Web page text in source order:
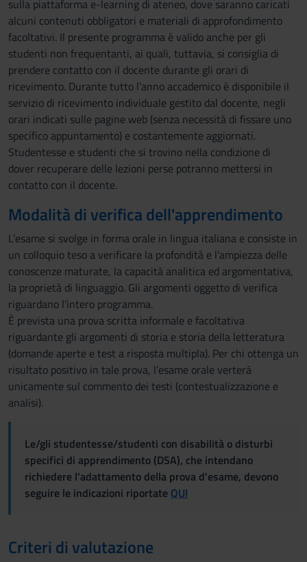
sulla piattaforma e-learning di ateneo, dove saranno caricati
alcuni contenuti obbligatori e materiali di approfondimento
facoltativi. Il presente programma è valido anche per gli
studenti non frequentanti, ai quali, tuttavia, si consiglia di
prendere contatto con il docente durante gli orari di
ricevimento. Durante tutto l’anno accademico è disponibile il
servizio di ricevimento individuale gestito dal docente, negli
orari indicati sulle pagine web (senza necessità di fissare uno
specifico appuntamento) e costantemente aggiornati.
Studentesse e studenti che si trovino nella condizione di
dover recuperare delle lezioni perse potranno mettersi in
contatto con il docente.
Modalità di verifica dell'apprendimento
L’esame si svolge in forma orale in lingua italiana e consiste in
un colloquio teso a verificare la profondità e l’ampiezza delle
conoscenze maturate, la capacità analitica ed argomentativa,
la proprietà di linguaggio. Gli argomenti oggetto di verifica
riguardano l’intero programma.
È prevista una prova scritta informale e facoltativa
riguardante gli argomenti di storia e storia della letteratura
(domande aperte e test a risposta multipla). Per chi ottenga un
risultato positivo in tale prova, l’esame orale verterà
unicamente sul commento dei testi (contestualizzazione e
analisi).
Le/gli studentesse/studenti con disabilità o disturbi
specifici di apprendimento (DSA), che intendano
richiedere l'adattamento della prova d'esame, devono
seguire le indicazioni riportate QUI
Criteri di valutazione